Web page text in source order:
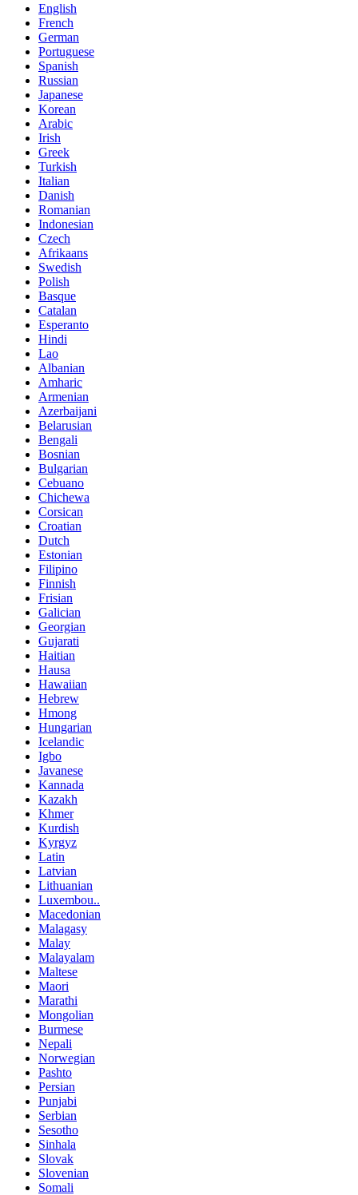
English
French
German
Portuguese
Spanish
Russian
Japanese
Korean
Arabic
Irish
Greek
Turkish
Italian
Danish
Romanian
Indonesian
Czech
Afrikaans
Swedish
Polish
Basque
Catalan
Esperanto
Hindi
Lao
Albanian
Amharic
Armenian
Azerbaijani
Belarusian
Bengali
Bosnian
Bulgarian
Cebuano
Chichewa
Corsican
Croatian
Dutch
Estonian
Filipino
Finnish
Frisian
Galician
Georgian
Gujarati
Haitian
Hausa
Hawaiian
Hebrew
Hmong
Hungarian
Icelandic
Igbo
Javanese
Kannada
Kazakh
Khmer
Kurdish
Kyrgyz
Latin
Latvian
Lithuanian
Luxembou..
Macedonian
Malagasy
Malay
Malayalam
Maltese
Maori
Marathi
Mongolian
Burmese
Nepali
Norwegian
Pashto
Persian
Punjabi
Serbian
Sesotho
Sinhala
Slovak
Slovenian
Somali